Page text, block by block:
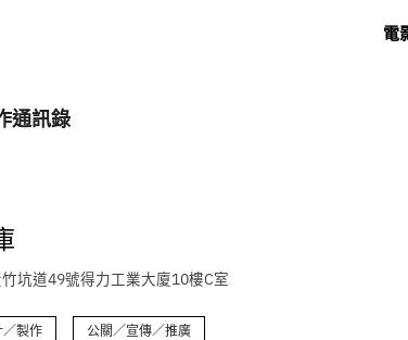
電
通訊錄
坑道49號得力工業大廈10樓C室
／製作 公關／宣傳／推廣